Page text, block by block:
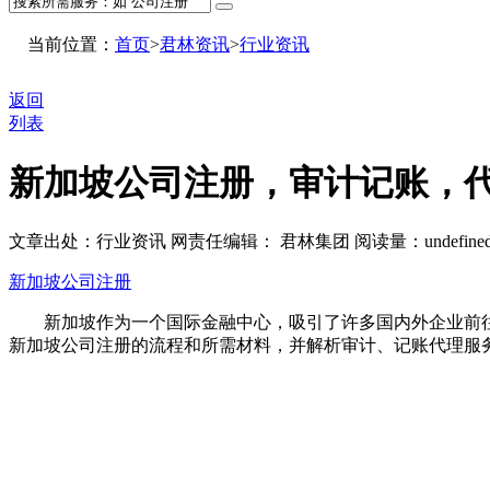
当前位置： 首页>君林资讯>行业资讯
返回
列表
新加坡公司注册，审计记账，
文章出处：行业资讯 网责任编辑： 君林集团 阅读量：
新加坡公司注册
新加坡作为一个国际金融中心，吸引了许多国内外企业前
新加坡公司注册的流程和所需材料，并解析审计、记账代理服